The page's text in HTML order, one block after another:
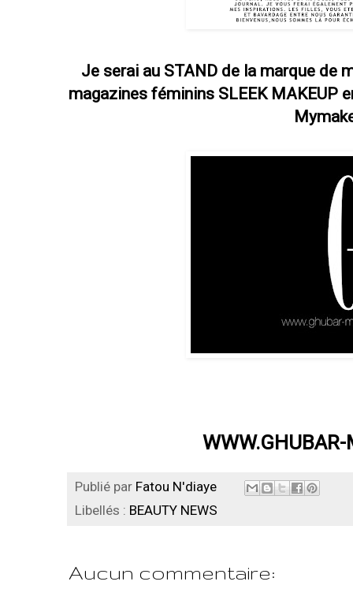
Je serai au STAND de la marque de
magazines féminins SLEEK MAKEUP
Publié par Fatou N'diaye
Libellés : BEAUTY NEWS
Aucun commentaire: